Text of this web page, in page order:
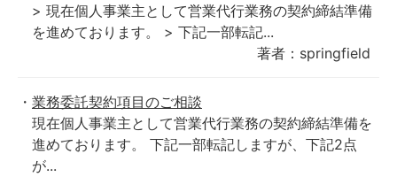
> 現在個人事業主として営業代行業務の契約締結準備
を進めております。 > 下記一部転記...
著者：springfield
業務委託契約項目のご相談
現在個人事業主として営業代行業務の契約締結準備を
進めております。 下記一部転記しますが、下記2点
が...